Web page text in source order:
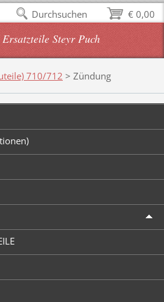
Steyr Puch
710/712 > Zündung
€ 0,00
Durchsuchen